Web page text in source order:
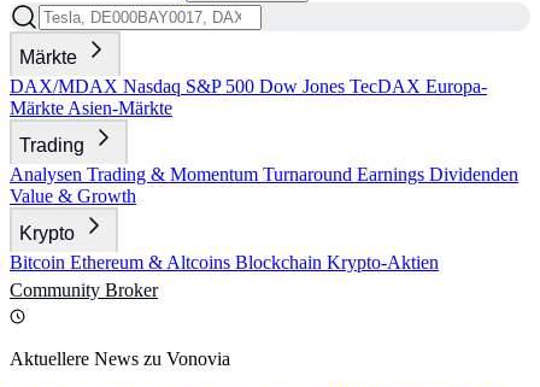
Märkte
DAX/MDAX Nasdaq S&P 500 Dow Jones TecDAX Europa-
Märkte Asien-Märkte
Trading
Analysen Trading & Momentum Turnaround Earnings Dividenden
Value & Growth
Krypto
Bitcoin Ethereum & Altcoins Blockchain Krypto-Aktien
Community Broker
Aktuellere News zu Vonovia